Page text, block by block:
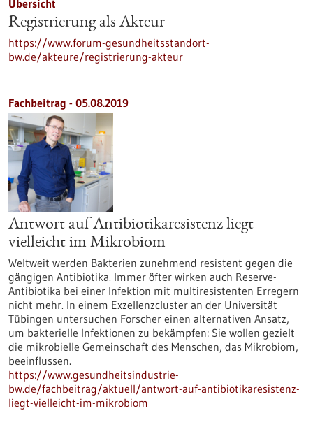
Übersicht
Registrierung als Akteur
https://www.forum-gesundheitsstandort-
bw.de/akteure/registrierung-akteur
Fachbeitrag - 05.08.2019
Antwort auf Antibiotikaresistenz liegt
vielleicht im Mikrobiom
Weltweit werden Bakterien zunehmend resistent gegen die
gängigen Antibiotika. Immer öfter wirken auch Reserve-
Antibiotika bei einer Infektion mit multiresistenten Erregern
nicht mehr. In einem Exzellenzcluster an der Universität
Tübingen untersuchen Forscher einen alternativen Ansatz,
um bakterielle Infektionen zu bekämpfen: Sie wollen gezielt
die mikrobielle Gemeinschaft des Menschen, das Mikrobiom,
beeinflussen.
https://www.gesundheitsindustrie-
bw.de/fachbeitrag/aktuell/antwort-auf-antibiotikaresistenz-
liegt-vielleicht-im-mikrobiom